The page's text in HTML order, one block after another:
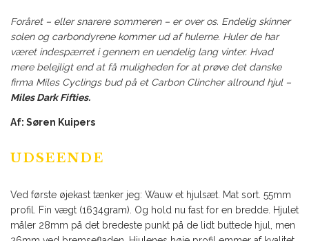
Foråret – eller snarere sommeren – er over os. Endelig skinner
solen og carbondyrene kommer ud af hulerne. Huler de har
været indespærret i gennem en uendelig lang vinter. Hvad
mere belejligt end at få muligheden for at prøve det danske
firma Miles Cyclings bud på et Carbon Clincher allround hjul –
Miles Dark Fifties.
Af: Søren Kuipers
UDSEENDE
Ved første øjekast tænker jeg: Wauw et hjulsæt. Mat sort. 55mm
profil. Fin vægt (1634gram). Og hold nu fast for en bredde. Hjulet
måler 28mm på det bredeste punkt på de lidt buttede hjul, men